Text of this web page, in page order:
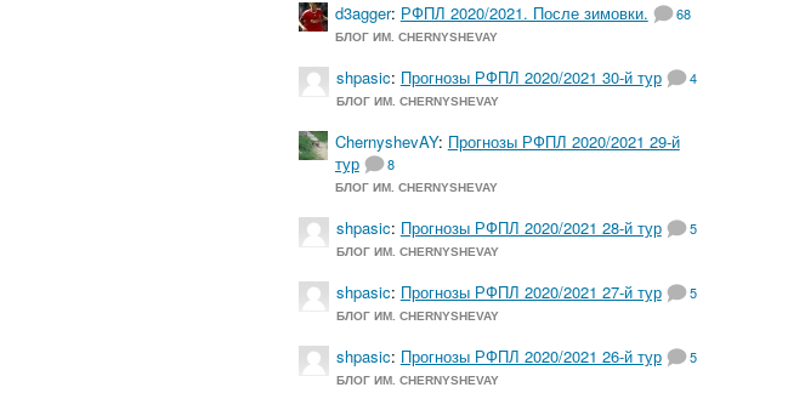
d3agger: РФПЛ 2020/2021. После зимовки. 68
БЛОГ ИМ. CHERNYSHEVAY
shpasic: Прогнозы РФПЛ 2020/2021 30-й тур 4
БЛОГ ИМ. CHERNYSHEVAY
ChernyshevAY: Прогнозы РФПЛ 2020/2021 29-й
тур
8
БЛОГ ИМ. CHERNYSHEVAY
shpasic: Прогнозы РФПЛ 2020/2021 28-й тур 5
БЛОГ ИМ. CHERNYSHEVAY
shpasic: Прогнозы РФПЛ 2020/2021 27-й тур 5
БЛОГ ИМ. CHERNYSHEVAY
shpasic: Прогнозы РФПЛ 2020/2021 26-й тур 5
БЛОГ ИМ. CHERNYSHEVAY